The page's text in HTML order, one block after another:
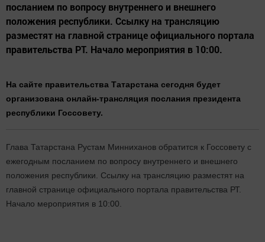
посланием по вопросу внутреннего и внешнего
положения республики. Ссылку на трансляцию
разместят на главной странице официального портала
правительства РТ. Начало мероприятия в 10:00.
На сайте правительства Татарстана сегодня будет
организована онлайн-трансляция послания президента
республики Госсовету.
Глава Татарстана Рустам Минниханов обратится к Госсовету с
ежегодным посланием по вопросу внутреннего и внешнего
положения республики. Ссылку на трансляцию разместят на
главной странице официального портала правительства РТ.
Начало мероприятия в 10:00.